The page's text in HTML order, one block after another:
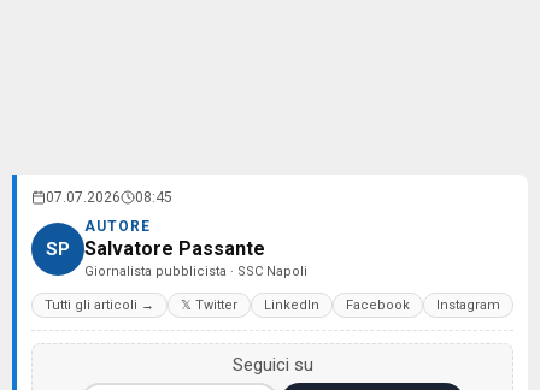
07.07.2026 08:45
SP
AUTORE
Salvatore Passante
Giornalista pubblicista · SSC Napoli
Tutti gli articoli → 𝕏 Twitter LinkedIn Facebook Instagram
Seguici su